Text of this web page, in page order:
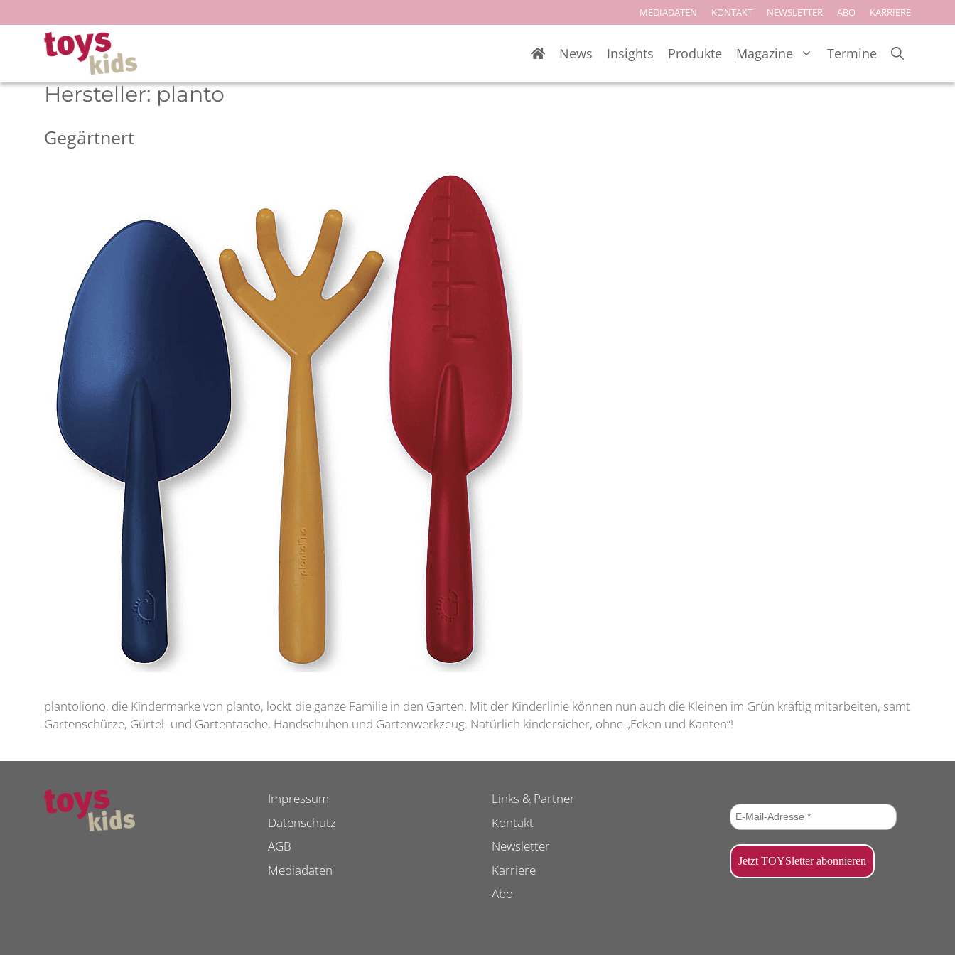
Inhalt
springen
MEDIADATEN KONTAKT NEWSLETTER ABO KARRIERE
News Insights Produkte Magazine Termine
Hersteller:planto
Gegärtnert
plantoliono, die Kindermarke von planto, lockt die ganze Familie in den Garten. Mit der Kinderlinie können nun auch die Kleinen im Grün kräftig mitarbeiten, samt
Gartenschürze, Gürtel- und Gartentasche, Handschuhen und Gartenwerkzeug. Natürlich kindersicher, ohne „Ecken und Kanten“!
Impressum
Datenschutz
AGB
Mediadaten
Links & Partner
Kontakt
Newsletter
Karriere
Abo